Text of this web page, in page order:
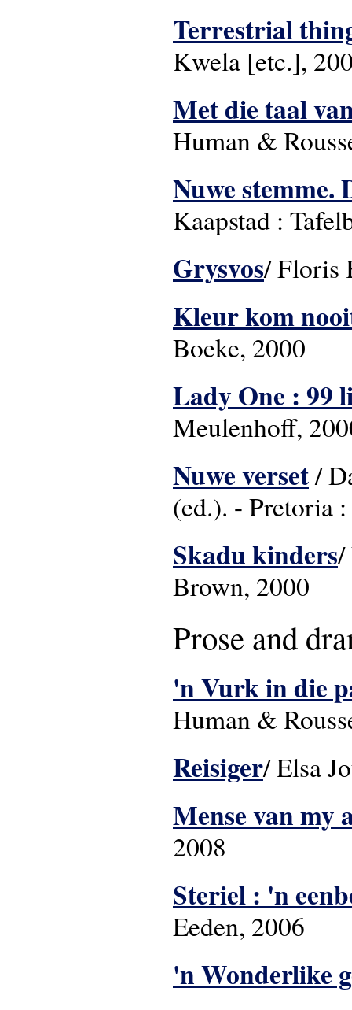
Terrestrial
Kwela [etc.],
Met die taal
Human &
Nuwe stemme.
Kaapstad :
Grysvos/ Floris
Kleur kom
Boeke, 2000
Lady One : 99
Meulenhoff,
Nuwe verset/
(ed.). - Pretoria
Skadu kinders/
Brown,
Prose and
'n Vurk in die
Human &
Reisiger/ Elsa
Mense van my
2008
Steriel : 'n
Eeden,
'n Wonderlike